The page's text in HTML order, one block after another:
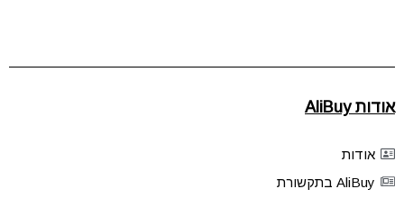
אודות AliBuy
אודות
AliBuy בתקשורת